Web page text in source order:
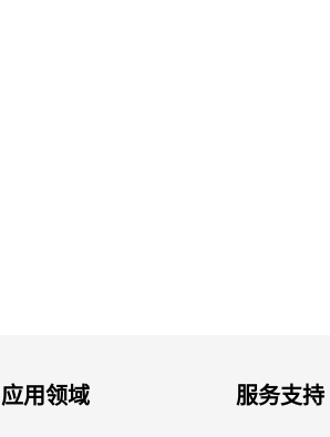
应用领域 服务支持